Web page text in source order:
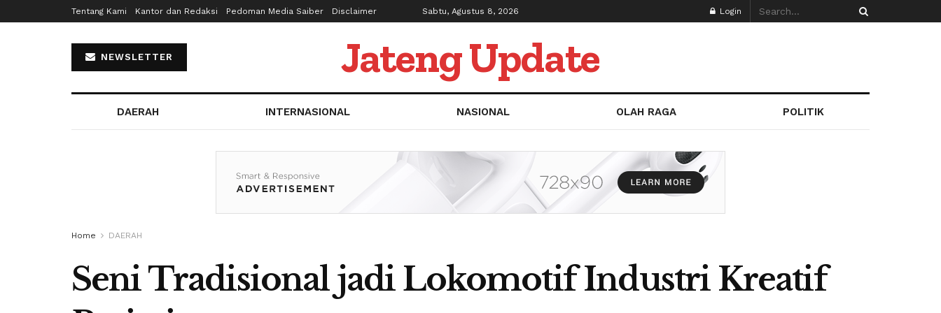
Tentang Kami Kantor dan Redaksi Pedoman Media Saiber Disclaimer Sabtu, Agustus 8, 2026 Login
NEWSLETTER Jateng Update
DAERAH INTERNASIONAL NASIONAL OLAH RAGA POLITIK
Home DAERAH
Seni Tradisional jadi Lokomotif Industri Kreatif